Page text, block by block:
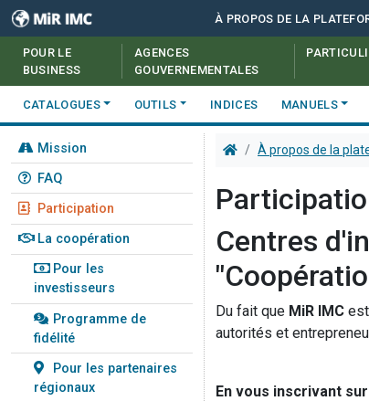
À PROPOS DE LA
POUR LE
BUSINESS
AGENCES
GOUVERNEMENTALES
CATALOGUES OUTILS INDICES MANUELS
Mission
FAQ
Participation
La coopération
Pour les
investisseurs
Programme de
fidélité
Pour les partenaires
régionaux
À propos de la
Centres
Du fait que MiR IMC
autorités et
En vous inscrivant